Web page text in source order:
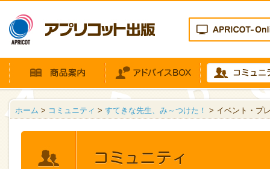
ホーム > コミュニティ > すてきな先生、み～つけた！ > イベント・プ